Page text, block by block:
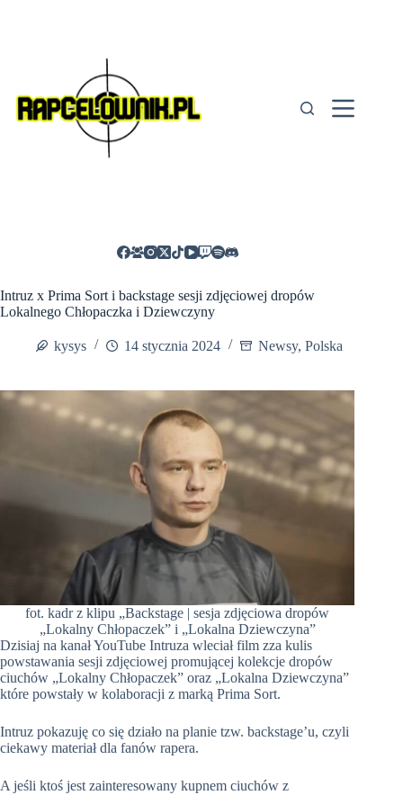
Intruz x Prima Sort i backstage sesji zdjęciowej dropów
Lokalnego Chłopaczka i Dziewczyny
kysys 14 stycznia 2024 Newsy, Polska
fot. kadr z klipu „Backstage | sesja zdjęciowa dropów
„Lokalny Chłopaczek” i „Lokalna Dziewczyna”
Dzisiaj na kanał YouTube Intruza wleciał film zza kulis
powstawania sesji zdjęciowej promującej kolekcje dropów
ciuchów „Lokalny Chłopaczek” oraz „Lokalna Dziewczyna”
które powstały w kolaboracji z marką Prima Sort.
Intruz pokazuję co się działo na planie tzw. backstage’u, czyli
ciekawy materiał dla fanów rapera.
A jeśli ktoś jest zainteresowany kupnem ciuchów z